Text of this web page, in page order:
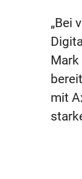
„Bei
Mark
mit